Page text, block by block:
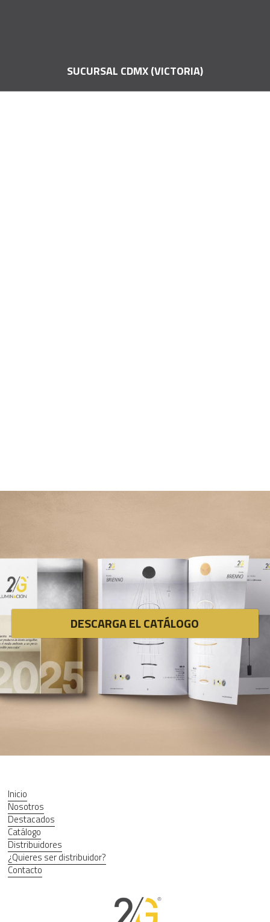
SUCURSAL CDMX (VICTORIA)
DESCARGA EL CATÁLOGO
Inicio
Nosotros
Destacados
Catálogo
Distribuidores
¿Quieres ser distribuidor?
Contacto